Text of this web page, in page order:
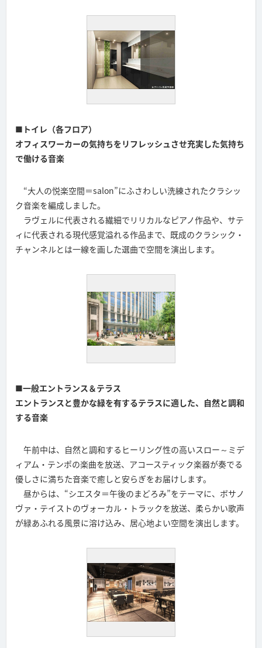
■トイレ（各フロア）
オフィスワーカーの気持ちをリフレッシュさせ充実した気持ち
で働ける音楽
“大人の悦楽空間＝salon”にふさわしい洗練されたクラシッ
ク音楽を編成しました。
ラヴェルに代表される繊細でリリカルなピアノ作品や、サテ
ィに代表される現代感覚溢れる作品まで、既成のクラシック・
チャンネルとは一線を画した選曲で空間を演出します。
■一般エントランス＆テラス
エントランスと豊かな緑を有するテラスに適した、自然と調和
する音楽
午前中は、自然と調和するヒーリング性の高いスロー～ミデ
ィアム・テンポの楽曲を放送、アコースティック楽器が奏でる
優しさに満ちた音楽で癒しと安らぎをお届けします。
昼からは、“シエスタ＝午後のまどろみ”をテーマに、ボサノ
ヴァ・テイストのヴォーカル・トラックを放送、柔らかい歌声
が緑あふれる風景に溶け込み、居心地よい空間を演出します。